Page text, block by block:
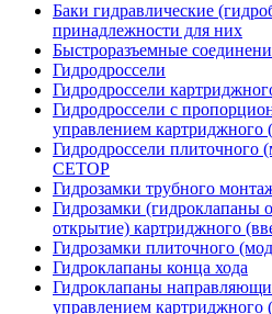
Баки гидравлические
принадлежности для них
Быстроразъемные
Гидродроссели
Гидродроссели
Гидродроссели с
управлением картриджного
Гидродроссели плиточного
CETOP
Гидрозамки трубного
Гидрозамки (гидроклапаны
открытие) картриджного
Гидрозамки плиточного
Гидроклапаны конца хода
Гидроклапаны
управлением картриджного